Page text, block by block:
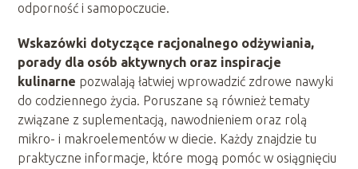
odporność i samopoczucie.
Wskazówki dotyczące racjonalnego odżywiania,
porady dla osób aktywnych oraz inspiracje
kulinarne pozwalają łatwiej wprowadzić zdrowe nawyki
do codziennego życia. Poruszane są również tematy
związane z suplementacją, nawodnieniem oraz rolą
mikro- i makroelementów w diecie. Każdy znajdzie tu
praktyczne informacje, które mogą pomóc w osiągnięciu